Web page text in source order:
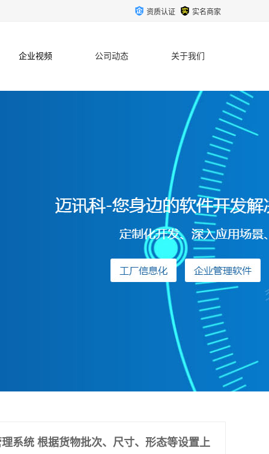
资质认证 实名商家
企业视频 公司动态 关于我们
系统 根据货物批次、尺寸、形态等设置上